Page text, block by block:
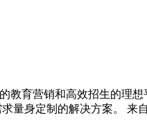
教育营销和高效招生的理
量身定制的解决方案。 来